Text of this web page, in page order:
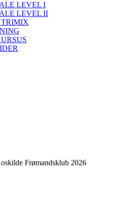
LEVEL I
LEVEL II
Frømandsklub 2026